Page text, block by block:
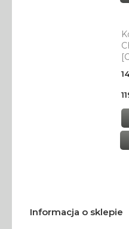
Informacja o sklepie